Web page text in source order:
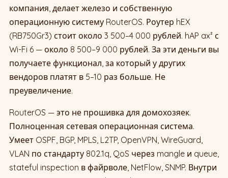
компания, делает железо и собственную
операционную систему RouterOS. Роутер hEX
(RB750Gr3) стоит около 3 500–4 000 рублей. hAP ax² с
Wi-Fi 6 — около 8 500–9 000 рублей. За эти деньги вы
получаете функционал, за который у других
вендоров платят в 5–10 раз больше. Не
преувеличение.
RouterOS — это не прошивка для домохозяек.
Полноценная сетевая операционная система.
Умеет OSPF, BGP, MPLS, L2TP, OpenVPN, WireGuard,
VLAN по стандарту 802.1q, QoS через mangle и queue,
stateful inspection в файрволе, NetFlow, SNMP. Внутри